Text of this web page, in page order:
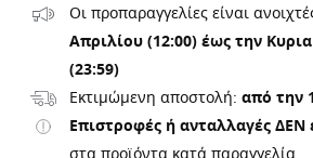
Οι προπαραγγελίες είναι
Απριλίου (12:00) έως την
(23:59)
Εκτιμώμενη αποστολή: από την
Επιστροφές ή ανταλλαγές ΔΕΝ